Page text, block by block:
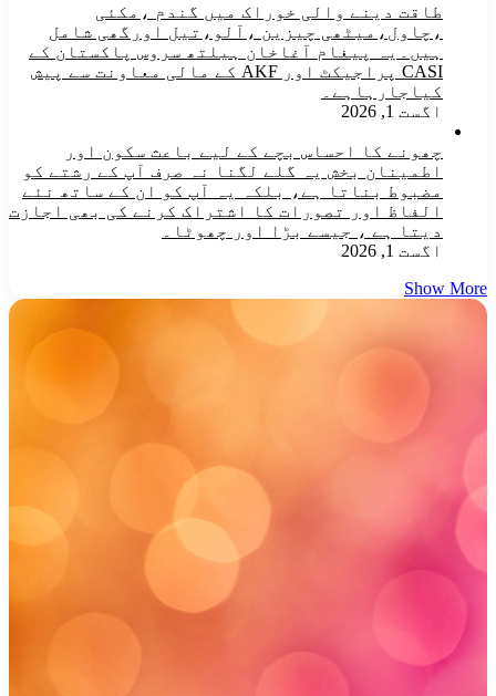
طاقت دینے والی خوراک میں گندم ،مکئی
،چاول،میٹھی چیزین ،آلو،تیل اورگھی شامل
ہیں۔یہ پیغام آغاخان ہیلتھ سروس پاکستان کے
CASI پراجیکٹ اور AKF کے مالی معاونت سے پیش
کیاجارہاہے۔
اگست 1, 2026
چھونے کا احساس بچے کے لیے باعث سکون اور
اطمینان بخش یہ گلے لگنا نہ صرف آپ کے رشتے کو
مضبوط بناتا ہے، بلکہ یہ آپ کو ان کے ساتھ نئے
الفاظ اور تصورات کا اشتراک کرنے کی بھی اجازت
دیتا ہے ، جیسے بڑا اور چھوٹا۔
اگست 1, 2026
Show More